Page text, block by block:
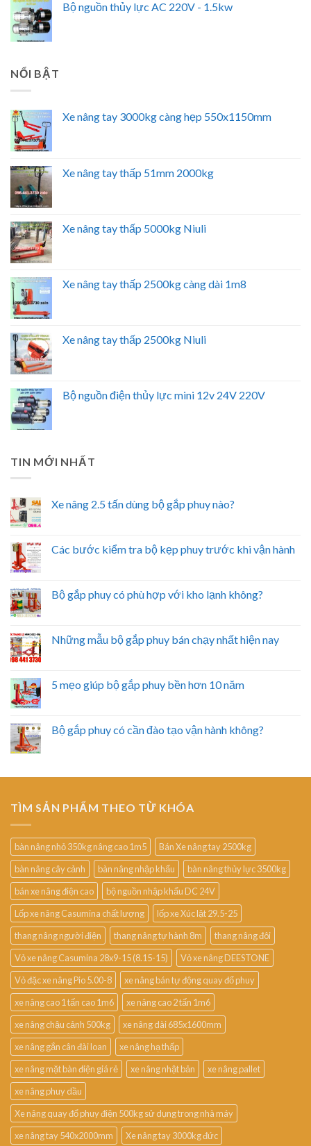
Bộ nguồn thủy lực AC 220V - 1.5kw
NỔI BẬT
Xe nâng tay 3000kg càng hẹp 550x1150mm
Xe nâng tay thấp 51mm 2000kg
Xe nâng tay thấp 5000kg Niuli
Xe nâng tay thấp 2500kg càng dài 1m8
Xe nâng tay thấp 2500kg Niuli
Bộ nguồn điện thủy lực mini 12v 24V 220V
TIN MỚI NHẤT
Xe nâng 2.5 tấn dùng bộ gắp phuy nào?
Các bước kiểm tra bộ kẹp phuy trước khi vận hành
Bộ gắp phuy có phù hợp với kho lạnh không?
Những mẫu bộ gắp phuy bán chạy nhất hiện nay
5 mẹo giúp bộ gắp phuy bền hơn 10 năm
Bộ gắp phuy có cần đào tạo vận hành không?
TÌM SẢN PHẨM THEO TỪ KHÓA
bàn nâng nhỏ 350kg nâng cao 1m5
Bán Xe nâng tay 2500kg
bàn nâng cây cảnh
bàn nâng nhập khẩu
bàn nâng thủy lực 3500kg
bán xe nâng điện cao
bộ nguồn nhập khẩu DC 24V
Lốp xe nâng Casumina chất lượng
lốp xe Xúc lật 29.5-25
thang nâng người điện
thang nâng tự hành 8m
thang nâng đôi
Vỏ xe nâng Casumina 28x9-15 (8.15-15)
Vỏ xe nâng DEESTONE
Vỏ đặc xe nâng Pio 5.00-8
xe nâng bán tự động quay đổ phuy
xe nâng cao 1 tấn cao 1m6
xe nâng cao 2 tấn 1m6
xe nâng chậu cảnh 500kg
xe nâng dài 685x1600mm
xe nâng gắn cân đài loan
xe nâng hạ thấp
xe nâng mặt bàn điện giá rẻ
xe nâng nhật bản
xe nâng pallet
xe nâng phuy dầu
Xe nâng quay đổ phuy điện 500kg sử dụng trong nhà máy
xe nâng tay 540x2000mm
Xe nâng tay 3000kg đức